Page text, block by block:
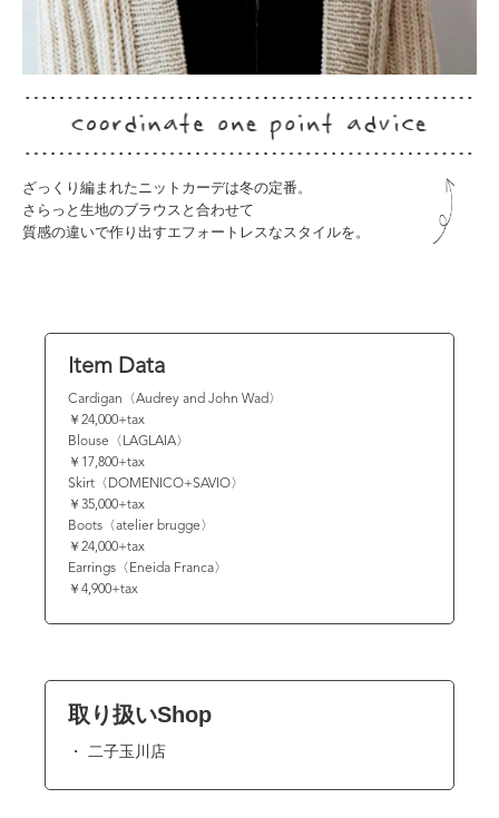
ざっくり編まれたニットカーデは冬の定番。
さらっと生地のブラウスと合わせて
質感の違いで作り出すエフォートレスなスタイルを。
Item Data
Cardigan〈Audrey and John Wad〉
￥24,000+tax
Blouse〈LAGLAIA〉
￥17,800+tax
Skirt〈DOMENICO+SAVIO〉
￥35,000+tax
Boots〈atelier brugge〉
￥24,000+tax
Earrings〈Eneida Franca〉
￥4,900+tax
取り扱いShop
二子玉川店